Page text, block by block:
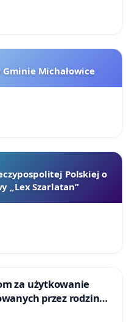
Michałowice
Polskiej o
„Lex Szarlatan”
za użytkowanie
przez rodzinne